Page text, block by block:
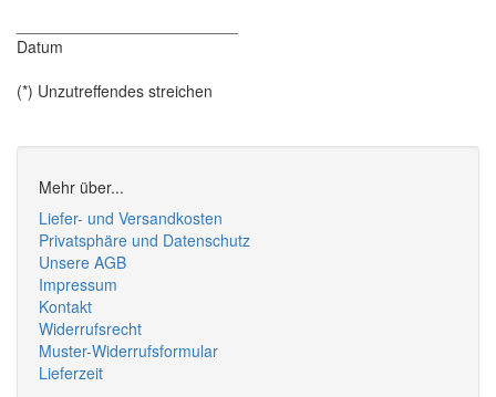
Datum
(*) Unzutreffendes streichen
Mehr über...
Liefer- und Versandkosten
Privatsphäre und Datenschutz
Unsere AGB
Impressum
Kontakt
Widerrufsrecht
Muster-Widerrufsformular
Lieferzeit